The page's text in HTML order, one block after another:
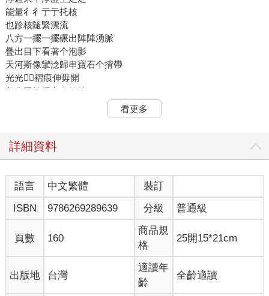
能量彳彳亍亍托核
也跈核隨緊漂流
八方一擺一擺碾出陣陣湧脈
疊出目下看著个泡影
天河斯像攣淰歸串寶石个揹帶
光光𥍉𥍉褶痕伸毋開
留分吾等擐心來款待
綠光扭酒窟个樣相 拚命行
孤使得一𥍉目
風肚蛇形个徙動
成下紅成下青無斯吊菜色
對這山盤過該山
偎緊冰川平洋同凍泥
3.
看更多
詳細資料
語言 中文繁體
裝訂
ISBN
9786269289639 分級 普通級
頁數 160
商品規
格
25開15*21cm
出版地 台灣
適讀年
齡
全齡適讀